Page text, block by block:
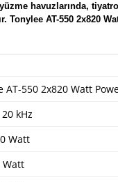
havuzlarında,
Tonylee AT-550 2x820
AT-550 2x820 Watt
kHz
Watt
Watt